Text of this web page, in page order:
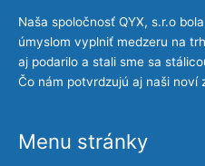
Naša spoločnosť QYX, s.r.o
úmyslom vyplniť medzeru na
aj podarilo a stali sme sa
Čo nám potvrdzujú aj naši noví
Menu stránky